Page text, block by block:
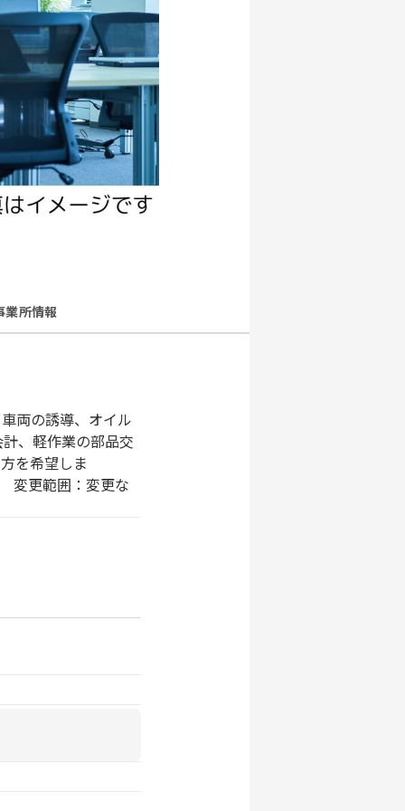
業所情報
両の誘導、オイル
、軽作業の部品交
を希望しま
更範囲：変更な